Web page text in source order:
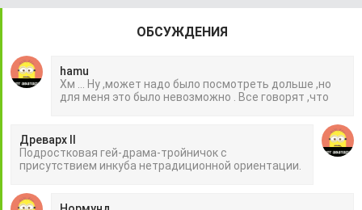
ОБСУЖДЕНИЯ
hamu
Хм ... Ну ,может надо было посмотреть дольше ,но
для меня это было невозможно . Все говорят ,что
Древарх II
Подростковая гей-драма-тройничок с
присутствием инкуба нетрадиционной ориентации.